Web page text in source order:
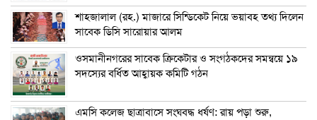
শাহজালাল (রহ.) মাজারে সিন্ডিকেট নিয়ে ভয়াবহ তথ্য দিলেন
সাবেক ডিসি সারোয়ার আলম
ওসমানীনগরের সাবেক ক্রিকেটার ও সংগঠকদের সমন্বয়ে ১৯
সদস্যের বর্ধিত আহ্বায়ক কমিটি গঠন
এম‌সি কলেজ ছাত্রাবাসে সংঘবদ্ধ ধর্ষণ: রায় পড়া শুরু,